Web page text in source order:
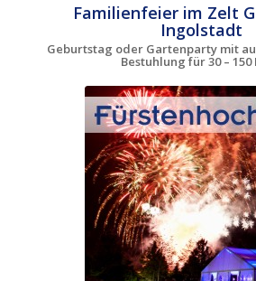
Familienfeier im Zelt
Ingolstadt
Geburtstag oder Gartenparty mit
Bestuhlung für 30 – 150